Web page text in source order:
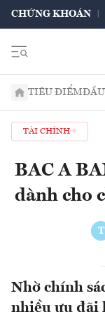
CHỨNG KHOÁN
TIÊU ĐIỂM
TÀI CHÍNH
BAC A
dành cho
T
Nhờ chính
nhiều ưu đãi